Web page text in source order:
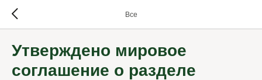
Все
Утверждено мировое
соглашение о разделе